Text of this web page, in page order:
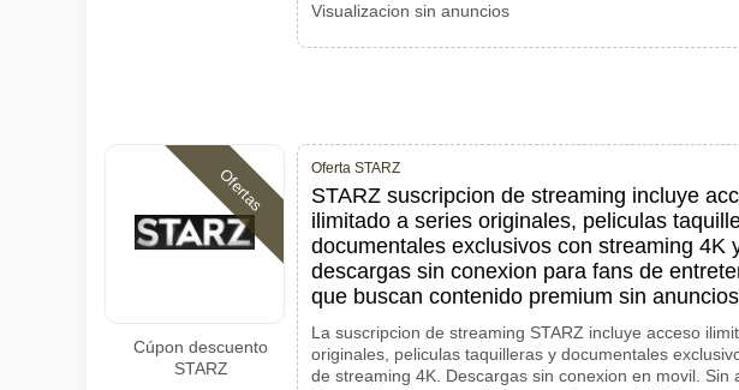
Visualizacion sin anuncios
Ofertas
Cúpon descuento
STARZ
Oferta STARZ
STARZ suscripcion de streaming incluye
ilimitado a series originales, peliculas
documentales exclusivos con streaming 4K
descargas sin conexion para fans de
que buscan contenido premium sin anuncios
La suscripcion de streaming STARZ incluye acceso
originales, peliculas taquilleras y documentales
de streaming 4K. Descargas sin conexion en movil. Sin